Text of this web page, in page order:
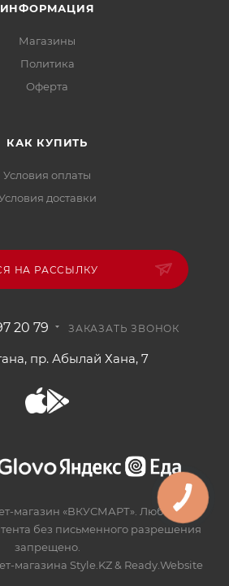
ИНФОРМАЦИЯ
Магазины
Политика
Офертa
КАК КУПИТЬ
Условия оплаты
доставки
НА РАССЫЛКУ
20 79 ЗАКАЗАТЬ ЗВОНОК
пр. Абылай Хана, 7
магазин «ВКУСМАРТ». Любое
без письменного разрешения
запрещено.
магазина Style.KZ& Ready.Website